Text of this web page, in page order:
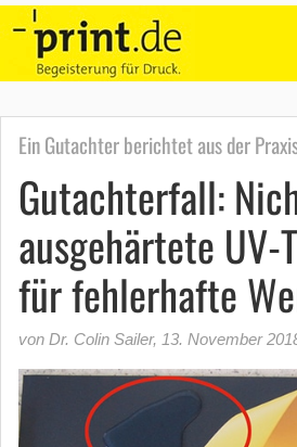
Ein Gutachter berichtet aus der
Gutachterfall:
ausgehärtete
für fehlerhafte
von Dr. Colin Sailer, 13. November